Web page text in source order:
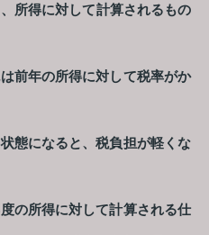
所得に対して計算されるもの
前年の所得に対して税率がか
態になると、税負担が軽くな
の所得に対して計算される仕